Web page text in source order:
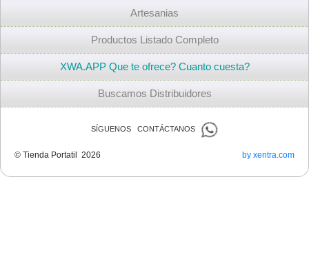
Artesanias
Productos Listado Completo
XWA.APP Que te ofrece? Cuanto cuesta?
Buscamos Distribuidores
SÍGUENOS CONTÁCTANOS
© Tienda Portatil 2026 by xentra.com